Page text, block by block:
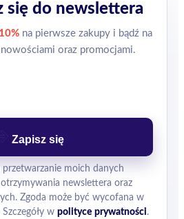
się do newslettera
na pierwsze zakupy i bądź na
nowościami oraz promocjami.
przetwarzanie moich danych
newslettera oraz
Zgoda może być wycofana w
w polityce prywatności.
Zapisz się